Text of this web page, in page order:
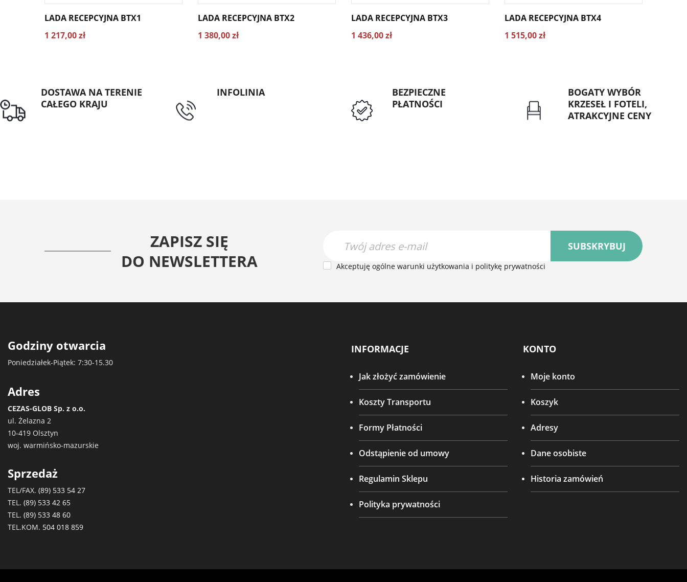
LADA RECEPCYJNA BTX1
1 217,00 zł
LADA RECEPCYJNA BTX2
1 380,00 zł
LADA RECEPCYJNA BTX3
1 436,00 zł
LADA RECEPCYJNA BTX4
1 515,00 zł
DOSTAWA NA TERENIE
CAŁEGO KRAJU
INFOLINIA
BEZPIECZNE
PŁATNOŚCI
BOGATY WYBÓR
KRZESEŁ I FOTELI,
ATRAKCYJNE CENY
ZAPISZ SIĘ
DO NEWSLETTERA
SUBSKRYBUJ
Akceptuję ogólne warunki użytkowania i politykę prywatności
Godziny otwarcia
Poniedziałek-Piątek: 7:30-15.30
Adres
CEZAS-GLOB Sp. z o.o.
ul. Żelazna 2
10-419 Olsztyn
woj. warmińsko-mazurskie
Sprzedaż
TEL/FAX. (89) 533 54 27
TEL. (89) 533 42 65
TEL. (89) 533 48 60
TEL.KOM. 504 018 859
INFORMACJE
Jak złożyć zamówienie
Koszty Transportu
Formy Płatności
Odstąpienie od umowy
Regulamin Sklepu
Polityka prywatności
KONTO
Moje konto
Koszyk
Adresy
Dane osobiste
Historia zamówień